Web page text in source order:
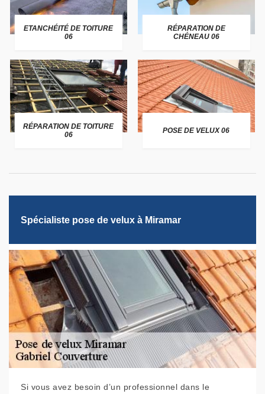
ETANCHÉITÉ DE TOITURE
06
RÉPARATION DE
CHÉNEAU 06
RÉPARATION DE TOITURE
06
POSE DE VELUX 06
Spécialiste pose de velux à Miramar
Si vous avez besoin d’un professionnel dans le